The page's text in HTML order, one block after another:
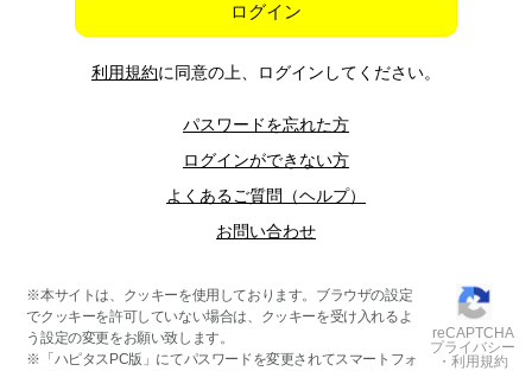
ログイン
利用規約に同意の上、ログインしてください。
パスワードを忘れた方
ログインができない方
よくあるご質問（ヘルプ）
お問い合わせ
※本サイトは、クッキーを使用しております。ブラウザの設定
でクッキーを許可していない場合は、クッキーを受け入れるよ
う設定の変更をお願い致します。
※「ハピタスPC版」にてパスワードを変更されてスマートフォ
reCAPTCHA
プライバシー
・利用規約